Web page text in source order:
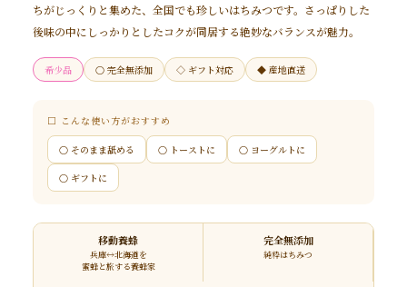
ちがじっくりと集めた、全国でも珍しいはちみつです。さっぱりした
後味の中にしっかりとしたコクが同居する絶妙なバランスが魅力。
希少品 ○ 完全無添加 ◇ ギフト対応 ◆ 産地直送
□ こんな使い方がおすすめ
○ そのまま舐める ○ トーストに ○ ヨーグルトに
○ ギフトに
移動養蜂
兵庫↔北海道を
蜜蜂と旅する養蜂家
完全無添加
純粋はちみつ